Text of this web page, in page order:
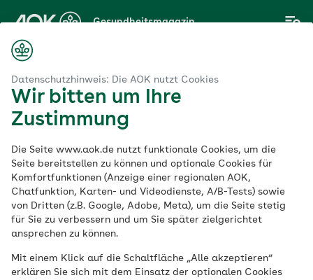
Datenschutzhinweis: Die AOK nutzt Cookies
Wir bitten um Ihre
Zustimmung
Die Seite www.aok.de nutzt funktionale Cookies, um die
Seite bereitstellen zu können und optionale Cookies für
Komfortfunktionen (Anzeige einer regionalen AOK,
Chatfunktion, Karten- und Videodienste, A/B-Tests) sowie
von Dritten (z.B. Google, Adobe, Meta), um die Seite stetig
für Sie zu verbessern und um Sie später zielgerichtet
ansprechen zu können.
Mit einem Klick auf die Schaltfläche „Alle akzeptieren“
erklären Sie sich mit dem Einsatz der optionalen Cookies
Hauptinhalt
springen
Gesundheitsmagazin
Wie gefährlich ist
Thunfisch in der
Schwangerschaft?